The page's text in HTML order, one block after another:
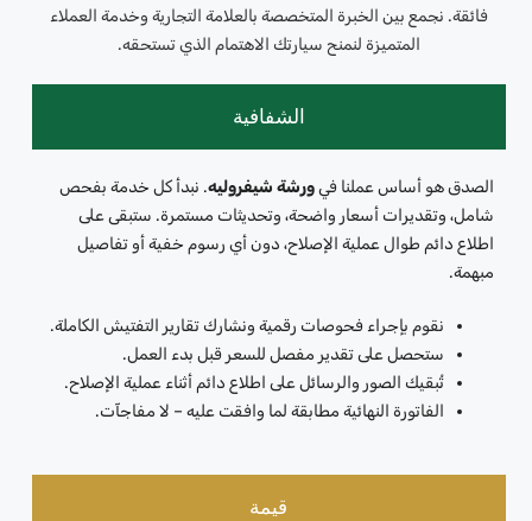
فائقة. نجمع بين الخبرة المتخصصة بالعلامة التجارية وخدمة العملاء
المتميزة لنمنح سيارتك الاهتمام الذي تستحقه.
الشفافية
قيمة
الصدق هو أساس عملنا فيورشة شيفروليه. نبدأ كل خدمة بفحص
شامل، وتقديرات أسعار واضحة، وتحديثات مستمرة. ستبقى على
اطلاع دائم طوال عملية الإصلاح، دون أي رسوم خفية أو تفاصيل
مبهمة.
نقوم بإجراء فحوصات رقمية ونشارك تقارير التفتيش الكاملة.
ستحصل على تقدير مفصل للسعر قبل بدء العمل.
تُبقيك الصور والرسائل على اطلاع دائم أثناء عملية الإصلاح.
الفاتورة النهائية مطابقة لما وافقت عليه – لا مفاجآت.